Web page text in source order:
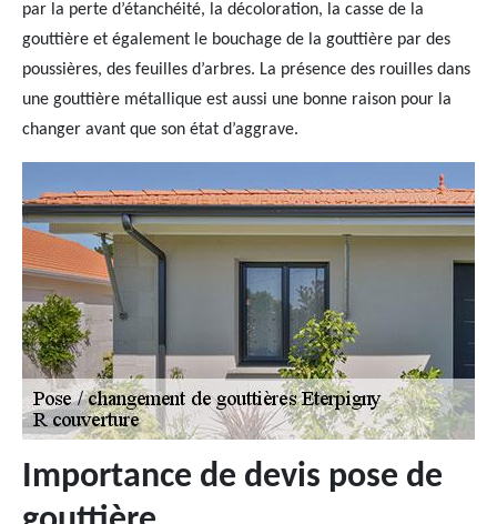
par la perte d’étanchéité, la décoloration, la casse de la
gouttière et également le bouchage de la gouttière par des
poussières, des feuilles d’arbres. La présence des rouilles dans
une gouttière métallique est aussi une bonne raison pour la
changer avant que son état d’aggrave.
Importance de devis pose de